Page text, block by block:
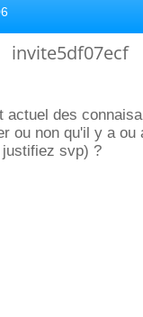
invite5df07ecf
actuel des
ou non qu'il y a ou
svp) ?